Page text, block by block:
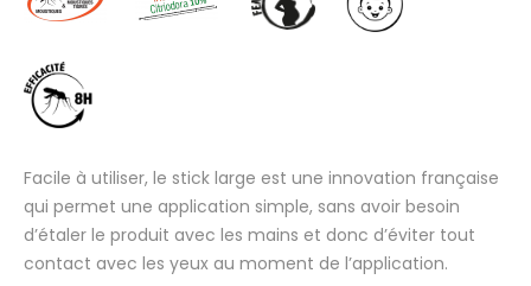
Facile à utiliser, le stick large est une innovation française
qui permet une application simple, sans avoir besoin
d’étaler le produit avec les mains et donc d’éviter tout
contact avec les yeux au moment de l’application.